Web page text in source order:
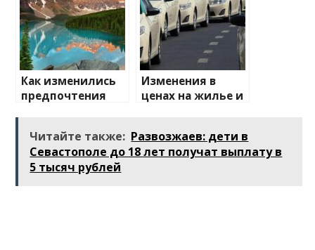
Как изменились
предпочтения
Изменения в
ценах на жилье и
Читайте также: Развозжаев: дети в
Севастополе до 18 лет получат выплату в
5 тысяч рублей